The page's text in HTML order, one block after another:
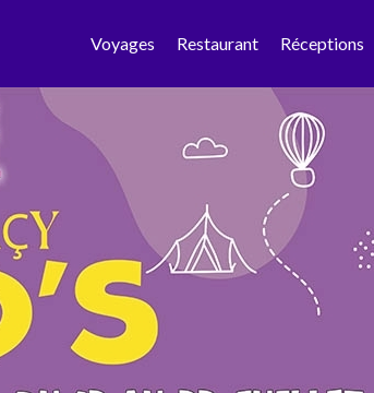
Voyages Restaurant Réceptions